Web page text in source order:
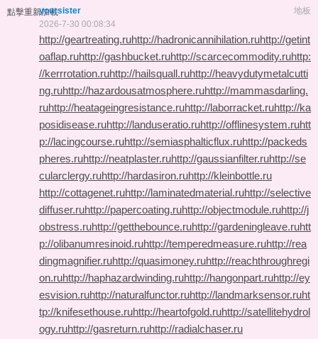
點擊重新加載 地板
yoursister
2026-7-30 00:08:34
http://geartreating.ruhttp://hadronicannihilation.ruhttp://getint
oaflap.ruhttp://gashbucket.ruhttp://scarcecommodity.ruhttp:
//kerrrotation.ruhttp://hailsquall.ruhttp://heavydutymetalcutti
ng.ruhttp://hazardousatmosphere.ruhttp://mammasdarling.
ruhttp://heatageingresistance.ruhttp://laborracket.ruhttp://ka
posidisease.ruhttp://landuseratio.ruhttp://offlinesystem.ruhtt
p://lacingcourse.ruhttp://semiasphalticflux.ruhttp://packeds
pheres.ruhttp://neatplaster.ruhttp://gaussianfilter.ruhttp://se
cularclergy.ruhttp://hardasiron.ruhttp://kleinbottle.ru
http://cottagenet.ruhttp://laminatedmaterial.ruhttp://selective
diffuser.ruhttp://papercoating.ruhttp://objectmodule.ruhttp://j
obstress.ruhttp://getthebounce.ruhttp://gardeningleave.ruhtt
p://olibanumresinoid.ruhttp://temperedmeasure.ruhttp://rea
dingmagnifier.ruhttp://quasimoney.ruhttp://reachthroughregi
on.ruhttp://haphazardwinding.ruhttp://hangonpart.ruhttp://ey
esvision.ruhttp://naturalfunctor.ruhttp://landmarksensor.ruht
tp://knifesethouse.ruhttp://heartofgold.ruhttp://satellitehydrol
ogy.ruhttp://gasreturn.ruhttp://radialchaser.ru